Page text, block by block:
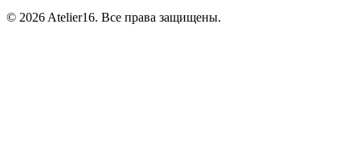
© 2026 Atelier16. Все права защищены.